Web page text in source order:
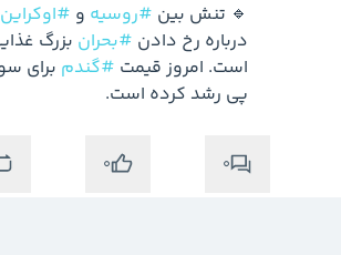
🔹 تنش بین #روسیه و #اوکراین
درباره رخ دادن #بحران
است. امروز قیمت #گندم
پی رشد کرده است.
0
0